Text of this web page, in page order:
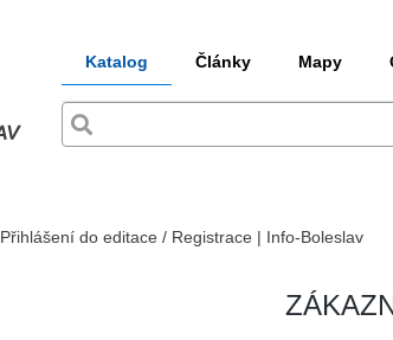
Katalog Články Mapy
Přihlášení do editace / Registrace | Info-Boleslav